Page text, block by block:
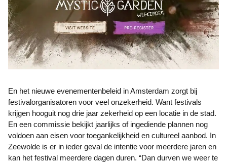
En het nieuwe evenementenbeleid in Amsterdam zorgt bij
festivalorganisatoren voor veel onzekerheid. Want festivals
krijgen hooguit nog drie jaar zekerheid op een locatie in de stad.
En een commissie bekijkt jaarlijks of ingediende plannen nog
voldoen aan eisen voor toegankelijkheid en cultureel aanbod. In
Zeewolde is er in ieder geval de intentie voor meerdere jaren en
kan het festival meerdere dagen duren. “Dan durven we weer te